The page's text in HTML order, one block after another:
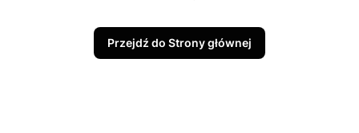
Przejdź do Strony głównej